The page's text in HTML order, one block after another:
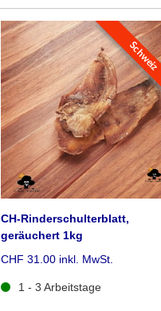
Schweiz
CH-Rinderschulterblatt,
geräuchert 1kg
CHF 31.00 inkl. MwSt.
1 - 3 Arbeitstage